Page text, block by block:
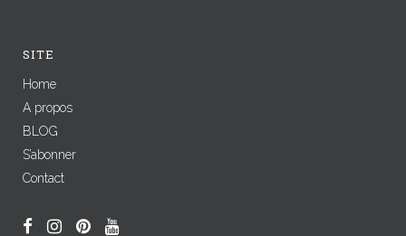
SITE
Home
A propos
BLOG
S’abonner
Contact